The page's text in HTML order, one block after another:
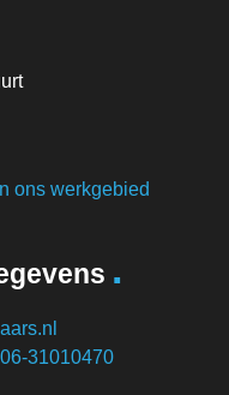
ons werkgebied
.
06-31010470